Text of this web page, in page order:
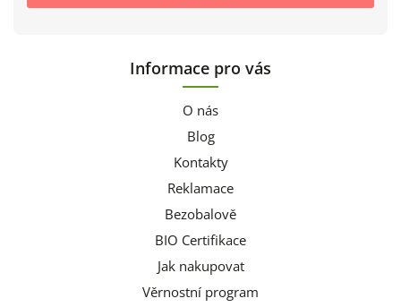
Informace pro vás
O nás
Blog
Kontakty
Reklamace
Bezobalově
BIO Certifikace
Jak nakupovat
Věrnostní program